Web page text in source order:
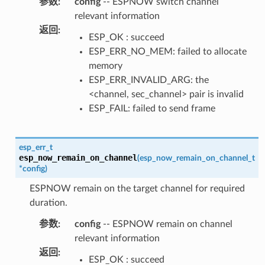
relevant information
返回 :
ESP_OK : succeed
ESP_ERR_NO_MEM: failed to allocate
memory
ESP_ERR_INVALID_ARG: the
<channel, sec_channel> pair is invalid
ESP_FAIL: failed to send frame
esp_err_t
esp_now_remain_on_channel(esp_now_remain_on_channel_t
*config)
ESPNOW remain on the target channel for required
duration.
参数: config-- ESPNOW remain on channel
relevant information
返回 :
ESP_OK : succeed